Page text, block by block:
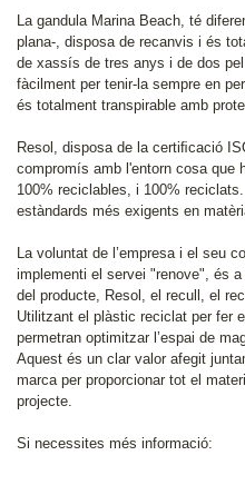
La gandula Marina Beach, té
plana-, disposa de recanvis i és
de xassís de tres anys i de dos
fàcilment per tenir-la sempre en
és totalment transpirable amb
Resol, disposa de la certiﬁcació
compromís amb l'entorn cosa que
100% reciclables, i 100%
estàndards més exigents en
La voluntat de l’empresa i el seu
implementi el servei "renove", és
del producte, Resol, el recull, el
Utilitzant el plàstic reciclat per fer
permetran optimitzar l’espai de
Aquest és un clar valor afegit
marca per proporcionar tot el
projecte.
Si necessites més informació: